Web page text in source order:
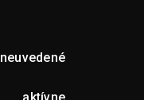
neuvedené